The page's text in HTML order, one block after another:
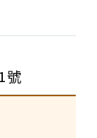
號